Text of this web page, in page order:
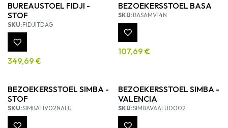
BUREAUSTOEL FIDJI -
STOF
SKU:FIDJITDAG
349,69 €
BEZOEKERSSTOEL BASA
SKU:BASAMV14N
107,69 €
BEZOEKERSSTOEL SIMBA -
STOF
SKU:SIMBATIV02NALU
BEZOEKERSSTOEL SIMBA -
VALENCIA
SKU:SIMBAVAALU0002